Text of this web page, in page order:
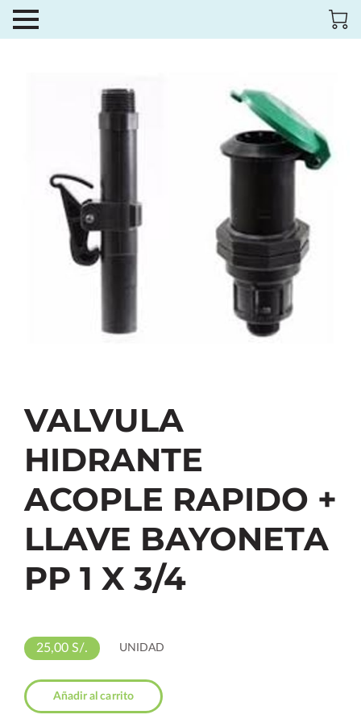
VALVULA
HIDRANTE
ACOPLE RAPIDO +
LLAVE BAYONETA
PP 1 X 3/4
25,00 S/. UNIDAD
Añadir al carrito